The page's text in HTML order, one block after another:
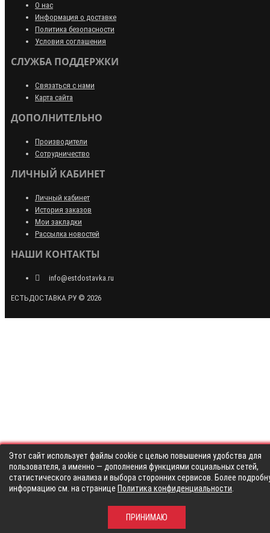
О нас
Информация о доставке
Политика безопасности
Условия соглашения
СЛУЖБА ПОДДЕРЖКИ
Связаться с нами
Карта сайта
ДОПОЛНИТЕЛЬНО
Производители
Сотрудничество
ЛИЧНЫЙ КАБИНЕТ
Личный кабинет
История заказов
Мои закладки
Рассылка новостей
НАШИ КОНТАКТЫ
info@estdostavka.ru
ЕСТЬДОСТАВКА.РУ © 2026
Этот сайт использует файлы cookie с целью повышения удобства для
пользователя, а именно — дополнения функциями социальных сетей,
статистического анализа и выбора сторонних сервисов. Более
информацию см. на странице Политика конфиденциальности
ПРИНИМАЮ